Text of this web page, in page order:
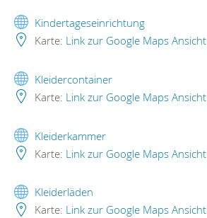
Kindertageseinrichtung
Karte: Link zur Google Maps Ansicht
Kleidercontainer
Karte: Link zur Google Maps Ansicht
Kleiderkammer
Karte: Link zur Google Maps Ansicht
Kleiderläden
Karte: Link zur Google Maps Ansicht